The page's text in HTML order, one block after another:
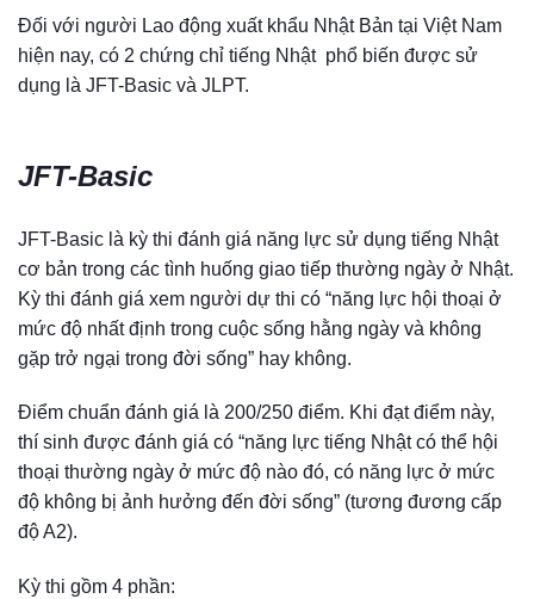
Đối với người Lao động xuất khẩu Nhật Bản tại Việt Nam
hiện nay, có 2 chứng chỉ tiếng Nhật phổ biến được sử
dụng là JFT-Basic và JLPT.
JFT-Basic
JFT-Basic là kỳ thi đánh giá năng lực sử dụng tiếng Nhật
cơ bản trong các tình huống giao tiếp thường ngày ở Nhật.
Kỳ thi đánh giá xem người dự thi có “năng lực hội thoại ở
mức độ nhất định trong cuộc sống hằng ngày và không
gặp trở ngại trong đời sống” hay không.
Điểm chuẩn đánh giá là 200/250 điểm. Khi đạt điểm này,
thí sinh được đánh giá có “năng lực tiếng Nhật có thể hội
thoại thường ngày ở mức độ nào đó, có năng lực ở mức
độ không bị ảnh hưởng đến đời sống” (tương đương cấp
độ A2).
Kỳ thi gồm 4 phần: